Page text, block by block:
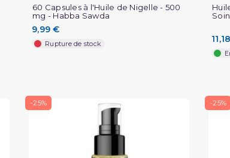
60 Capsules à l'Huile de Nigelle - 500
mg - Habba Sawda
9,99 €
Rupture de stock
-25% -25%